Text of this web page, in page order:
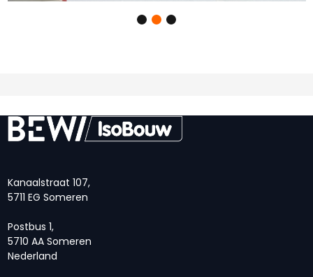
Kanaalstraat 107,
5711 EG Someren
Postbus 1,
5710 AA Someren
Nederland